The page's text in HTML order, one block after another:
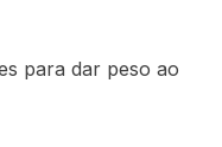
para dar peso ao